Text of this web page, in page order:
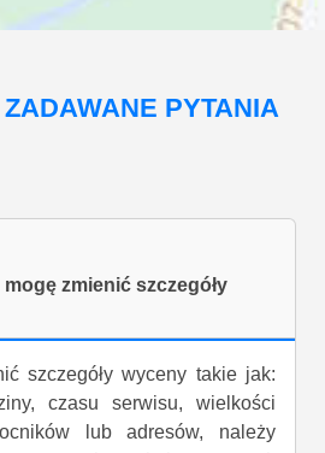
PYTANIA
zmienić szczegóły
szczegóły wyceny takie jak:
czasu serwisu, wielkości
lub adresów, należy